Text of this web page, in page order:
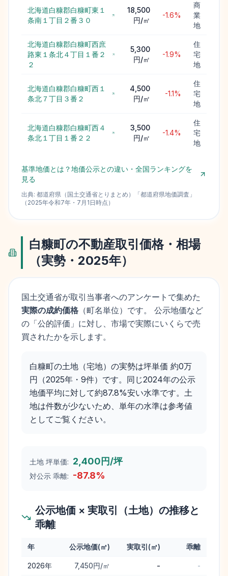
北海道白糠郡白糠町東１
条南１丁目２番３０
18,500
円/㎡
-1.6%
商
業
地
北海道白糠郡白糠町西庶
路東１条北４丁目１番２
２
5,300
円/㎡
-1.9%
住
宅
地
北海道白糠郡白糠町西１
条北７丁目３番２
4,500
円/㎡
-1.1%
住
宅
地
北海道白糠郡白糠町西４
条北１丁目１番２２
3,500
円/㎡
-1.4%
住
宅
地
基準地価とは？地価公示との違い・全国ランキングを
見る
出典: 都道府県（国土交通省とりまとめ） 「都道府県地価調査 」
（ 2025年令和7年 ・ 7月1日時点）
白糠町の不動産取引価格・相場
（実勢・ 2025年）
国土交通省が取引当事者へのアンケートで集めた
実際の成約価格 （町名単位）です。 公示地価など
の「公的評価」に対し、市場で実際にいくらで売
買されたかを示します。
白糠町の土地（宅地）の実勢は坪単価 約0万
円（2025年・9件）です。同じ2024年の公示
地価平均に対して約87.8%安い水準です。土
地は件数が少ないため、単年の水準は参考値
としてご覧ください。
土地 坪単価: 2,400円/坪
対公示 乖離: -87.8%
公示地価 × 実取引（土地）の推移と
乖離
年 公示地価(㎡) 実取引(㎡) 乖離
2026年 7,450円/㎡ - -